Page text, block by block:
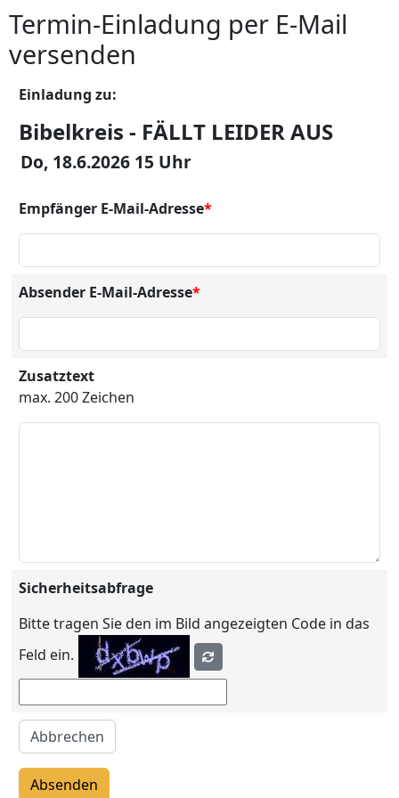
Termin-Einladung per E-Mail
versenden
Einladung zu:
Bibelkreis - FÄLLT LEIDER AUS
Do, 18.6.2026 15 Uhr
Empfänger E-Mail-Adresse*
Absender E-Mail-Adresse*
Zusatztext
max. 200 Zeichen
Sicherheitsabfrage
Bitte tragen Sie den im Bild angezeigten Code in das
Feld ein.
Abbrechen
Absenden